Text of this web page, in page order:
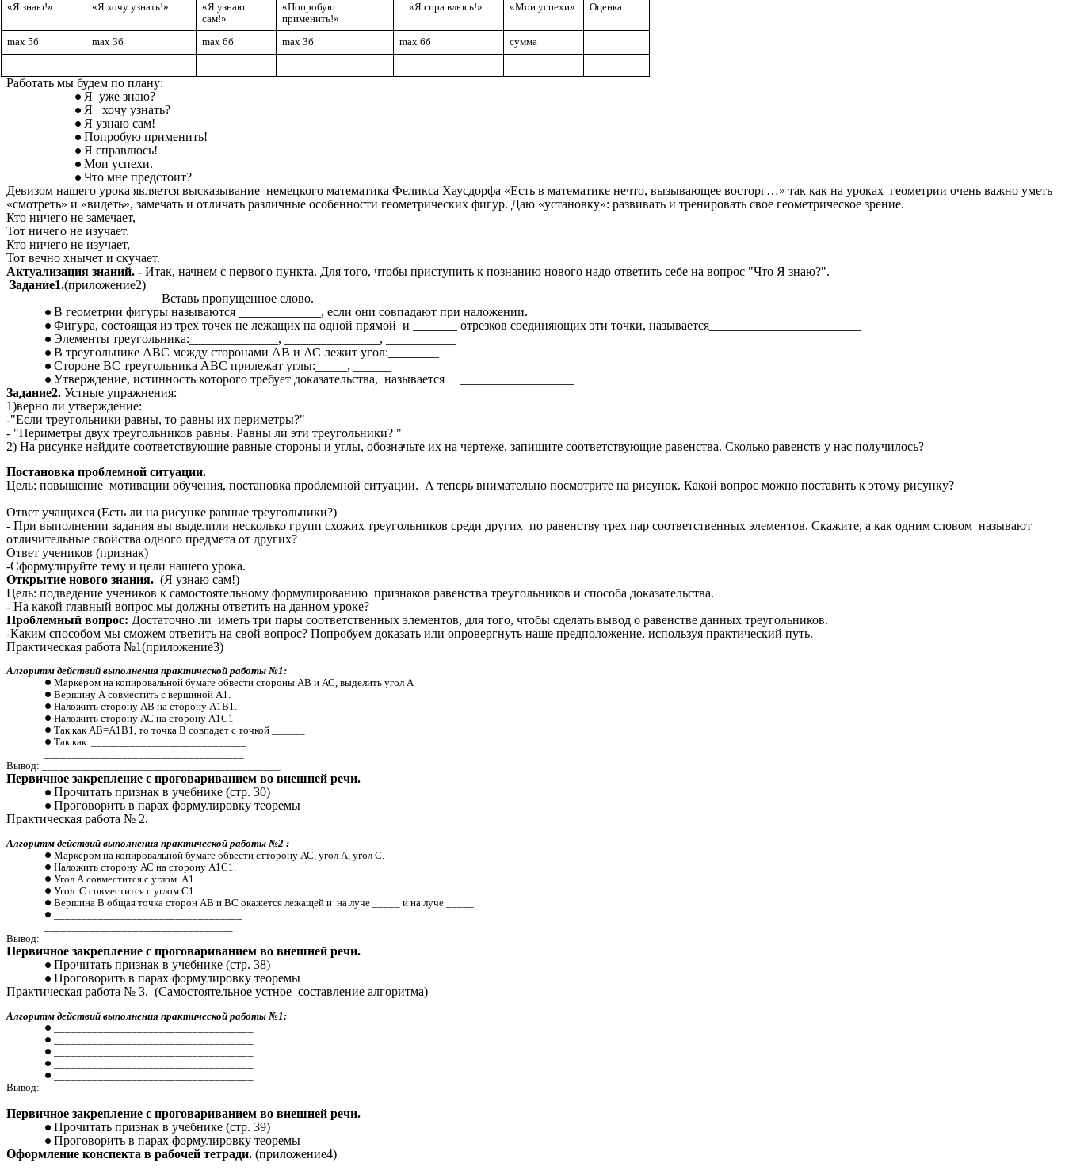
«Я знаю!» «Я хочу узнать!»
«Я узнаю
сам!»
«Попробую
применить!»
«Я спра влюсь!» «Мои успехи» Оценка
max 5б max 3б max 6б max 3б max 6б сумма
Работать мы будем по плану:
Я уже знаю?
Я хочу узнать?
Я узнаю сам!
Попробую применить!
Я справлюсь!
Мои успехи.
Что мне предстоит?
Девизом нашего урока является высказывание немецкого математика Феликса Хаусдорфа «Есть в математике нечто, вызывающее восторг…» так как на уроках геометрии очень важно уметь
«смотреть» и «видеть», замечать и отличать различные особенности геометрических фигур. Даю «установку»: развивать и тренировать свое геометрическое зрение.
Кто ничего не замечает,
Тот ничего не изучает.
Кто ничего не изучает,
Тот вечно хнычет и скучает.
Актуализация знаний. - Итак, начнем с первого пункта. Для того, чтобы приступить к познанию нового надо ответить себе на вопрос "Что Я знаю?".
Задание1.(приложение2)
Вставь пропущенное слово.
В геометрии фигуры называются _____________, если они совпадают при наложении.
Фигура, состоящая из трех точек не лежащих на одной прямой и _______ отрезков соединяющих эти точки, называется________________________
Элементы треугольника:______________, _______________, ___________
В треугольнике АВС между сторонами АВ и АС лежит угол:________
Стороне ВС треугольника АВС прилежат углы:_____, ______
Утверждение, истинность которого требует доказательства, называется __________________
Задание2. Устные упражнения:
1)верно ли утверждение:
-"Если треугольники равны, то равны их периметры?"
- "Периметры двух треугольников равны. Равны ли эти треугольники? "
2) На рисунке найдите соответствующие равные стороны и углы, обозначьте их на чертеже, запишите соответствующие равенства. Сколько равенств у нас получилось?
Постановка проблемной ситуации.
Цель: повышение мотивации обучения, постановка проблемной ситуации. А теперь внимательно посмотрите на рисунок. Какой вопрос можно поставить к этому рисунку?
Ответ учащихся (Есть ли на рисунке равные треугольники?)
- При выполнении задания вы выделили несколько групп схожих треугольников среди других по равенству трех пар соответственных элементов. Скажите, а как одним словом называют
отличительные свойства одного предмета от других?
Ответ учеников (признак)
-Сформулируйте тему и цели нашего урока.
Открытие нового знания. (Я узнаю сам!)
Цель: подведение учеников к самостоятельному формулированию признаков равенства треугольников и способа доказательства.
- На какой главный вопрос мы должны ответить на данном уроке?
Проблемный вопрос: Достаточно ли иметь три пары соответственных элементов, для того, чтобы сделать вывод о равенстве данных треугольников.
-Каким способом мы сможем ответить на свой вопрос? Попробуем доказать или опровергнуть наше предположение, используя практический путь.
Практическая работа №1(приложение3)
Алгоритм действий выполнения практической работы №1:
Маркером на копировальной бумаге обвести стороны АВ и АС, выделить угол А
Вершину А совместить с вершиной А1.
Наложить сторону АВ на сторону А1В1.
Наложить сторону АС на сторону А1С1
Так как АВ=А1В1, то точка В совпадет с точкой ______
Так как ____________________________
Вывод: ___________________________________________
Первичное закрепление с проговариванием во внешней речи.
Прочитать признак в учебнике (стр. 30)
Проговорить в парах формулировку теоремы
Практическая работа № 2.
Алгоритм действий выполнения практической работы №2 :
Маркером на копировальной бумаге обвести стторону АС, угол А, угол С.
Наложить сторону АС на сторону А1С1.
Угол А совместится с углом А1
Угол С совместится с углом С1
Вершина В общая точка сторон АВ и ВС окажется лежащей и на луче _____ и на луче _____
Вывод:
Первичное закрепление с проговариванием во внешней речи.
Прочитать признак в учебнике (стр. 38)
Проговорить в парах формулировку теоремы
Практическая работа № 3. (Самостоятельное устное составление алгоритма)
Алгоритм действий выполнения практической работы №1:
Вывод:_____________________________________
Первичное закрепление с проговариванием во внешней речи.
Прочитать признак в учебнике (стр. 39)
Проговорить в парах формулировку теоремы
Оформление конспекта в рабочей тетради. (приложение4)